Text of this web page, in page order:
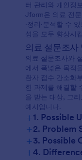
터 관리와 개인정
Jform은 의료 전
·정리·분석할 수
성을 모두 향상시
의료 설문조사
의료 설문조사와
에서 폭넓은 목적
환자 접수 간소화
한 과제를 해결할
을 받는 대상, 그
예시입니다.
+1. Possible
+2. Problem
+3. Possible
+4.